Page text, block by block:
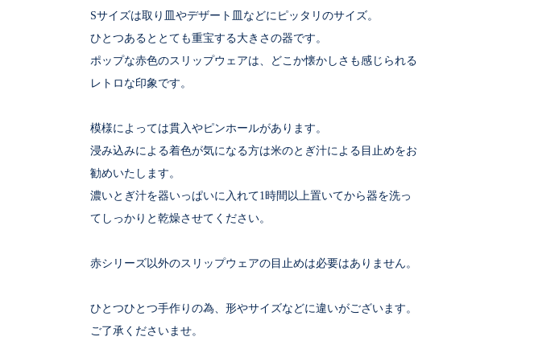
Sサイズは取り皿やデザート皿などにピッタリのサイズ。
ひとつあるととても重宝する大きさの器です。
ポップな赤色のスリップウェアは、どこか懐かしさも感じられる
レトロな印象です。
模様によっては貫入やピンホールがあります。
浸み込みによる着色が気になる方は米のとぎ汁による目止めをお
勧めいたします。
濃いとぎ汁を器いっぱいに入れて1時間以上置いてから器を洗っ
てしっかりと乾燥させてください。
赤シリーズ以外のスリップウェアの目止めは必要はありません。
ひとつひとつ手作りの為、形やサイズなどに違いがございます。
ご了承くださいませ。